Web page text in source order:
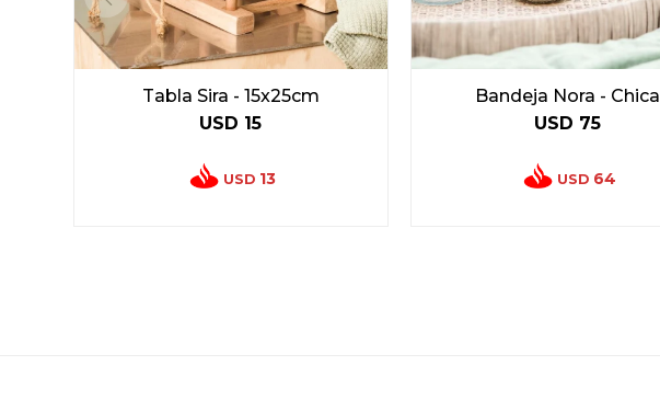
Tabla Sira - 15x25cm
USD 15
USD 13
Bandeja Nora - Chica
USD 75
USD 64